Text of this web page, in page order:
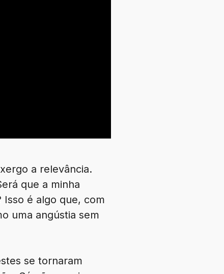
a relevância.
que a minha
é algo que, com
uma angústia sem
se tornaram